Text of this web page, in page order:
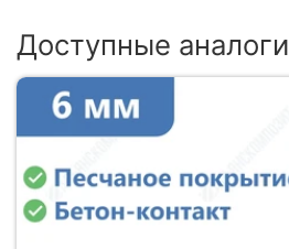
Доступные аналоги